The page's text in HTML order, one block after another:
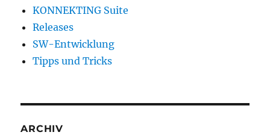
KONNEKTING Suite
Releases
SW-Entwicklung
Tipps und Tricks
ARCHIV